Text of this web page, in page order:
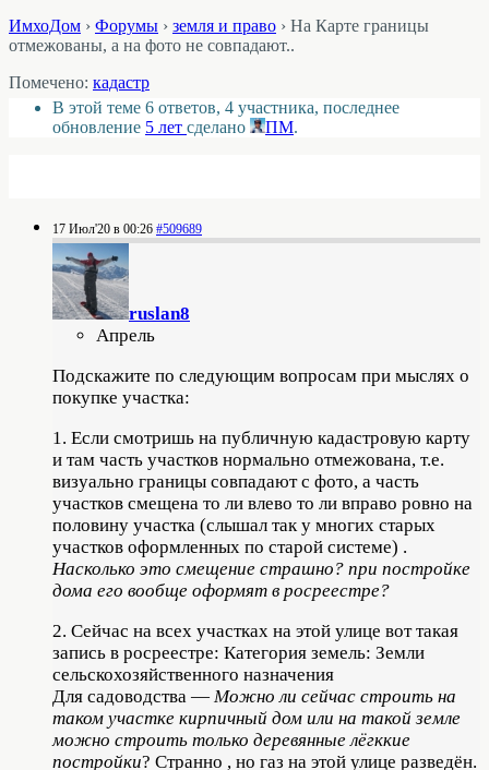
ИмхоДом › Форумы › земля и право › На Карте границы
отмежованы, а на фото не совпадают..
Помечено: кадастр
В этой теме 6 ответов, 4 участника, последнее
обновление 5 лет сделано ПМ.
17 Июл'20 в 00:26 #509689
ruslan8
Апрель
Подскажите по следующим вопросам при мыслях о
покупке участка:
1. Если смотришь на публичную кадастровую карту
и там часть участков нормально отмежована, т.е.
визуально границы совпадают с фото, а часть
участков смещена то ли влево то ли вправо ровно на
половину участка (слышал так у многих старых
участков оформленных по старой системе) .
Насколько это смещение страшно? при постройке
дома его вообще оформят в росреестре?
2. Сейчас на всех участках на этой улице вот такая
запись в росреестре: Категория земель: Земли
сельскохозяйственного назначения
Для садоводства — Можно ли сейчас строить на
таком участке кирпичный дом или на такой земле
можно строить только деревянные лёгккие
постройки? Странно , но газ на этой улице разведён.